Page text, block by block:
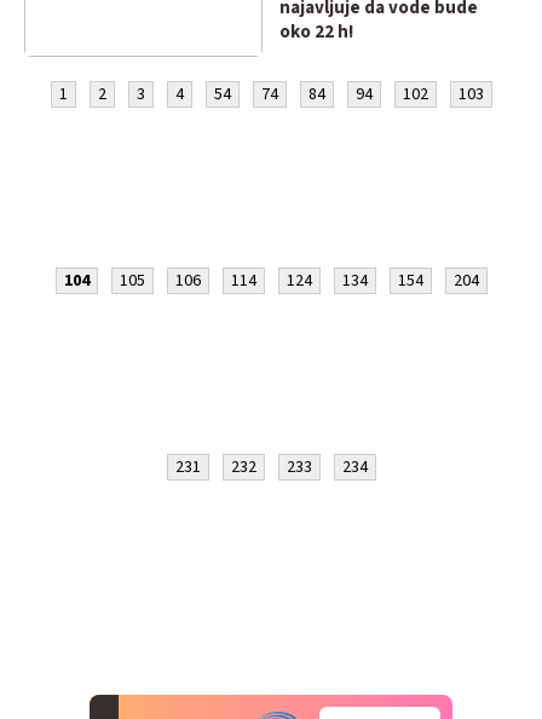
najavljuje da vode bude
oko 22 h!
1 2 3 4 54 74 84 94 102 103
104 105 106 114 124 134 154 204
231 232 233 234